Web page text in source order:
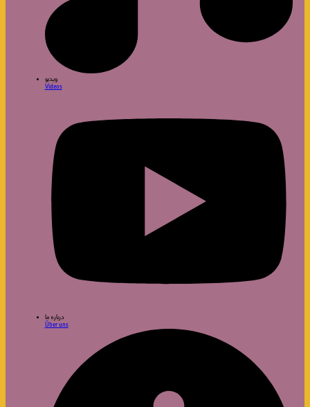
ویدیو
Videos
درباره ما
Über uns